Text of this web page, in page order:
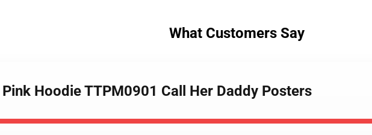
What Customers Say
Hoodie TTPM0901 Call Her Daddy Posters